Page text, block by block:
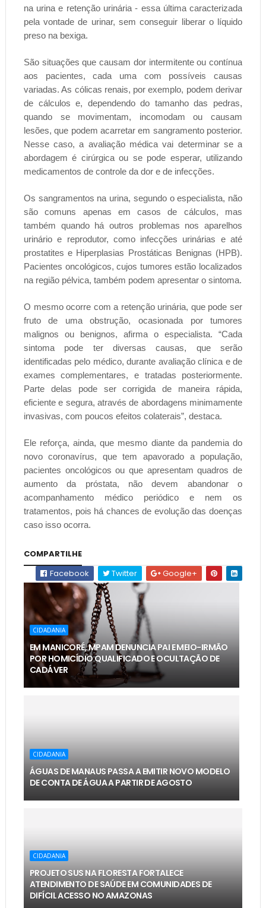
na urina e retenção urinária - essa última caracterizada
pela vontade de urinar, sem conseguir liberar o líquido
preso na bexiga.
São situações que causam dor intermitente ou contínua
aos pacientes, cada uma com possíveis causas
variadas. As cólicas renais, por exemplo, podem derivar
de cálculos e, dependendo do tamanho das pedras,
quando se movimentam, incomodam ou causam
lesões, que podem acarretar em sangramento posterior.
Nesse caso, a avaliação médica vai determinar se a
abordagem é cirúrgica ou se pode esperar, utilizando
medicamentos de controle da dor e de infecções.
Os sangramentos na urina, segundo o especialista, não
são comuns apenas em casos de cálculos, mas
também quando há outros problemas nos aparelhos
urinário e reprodutor, como infecções urinárias e até
prostatites e Hiperplasias Prostáticas Benignas (HPB).
Pacientes oncológicos, cujos tumores estão localizados
na região pélvica, também podem apresentar o sintoma.
O mesmo ocorre com a retenção urinária, que pode ser
fruto de uma obstrução, ocasionada por tumores
malignos ou benignos, afirma o especialista. “Cada
sintoma pode ter diversas causas, que serão
identificadas pelo médico, durante avaliação clínica e de
exames complementares, e tratadas posteriormente.
Parte delas pode ser corrigida de maneira rápida,
eficiente e segura, através de abordagens minimamente
invasivas, com poucos efeitos colaterais”, destaca.
Ele reforça, ainda, que mesmo diante da pandemia do
novo coronavírus, que tem apavorado a população,
pacientes oncológicos ou que apresentam quadros de
aumento da próstata, não devem abandonar o
acompanhamento médico periódico e nem os
tratamentos, pois há chances de evolução das doenças
caso isso ocorra.
COMPARTILHE
Facebook
Twitter Google+
CIDADANIA
EM MANICORÉ, MPAM DENUNCIA PAI E MEIO-IRMÃO
POR HOMICÍDIO QUALIFICADO E OCULTAÇÃO DE
CADÁVER
CIDADANIA
ÁGUAS DE MANAUS PASSA A EMITIR NOVO MODELO
DE CONTA DE ÁGUA A PARTIR DE AGOSTO
CIDADANIA
PROJETO SUS NA FLORESTA FORTALECE
ATENDIMENTO DE SAÚDE EM COMUNIDADES DE
DIFÍCIL ACESSO NO AMAZONAS